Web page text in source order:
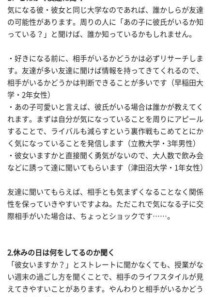
気になる彼・彼女と同じ大学なのであれば、誰かしらが友達
の可能性があります。周りの人に「あの子に彼氏がいるか知
っている？」と聞けば、誰か知っているかもしれません。
・好きになる前に、相手がいるかどうかは必ずリサーチしま
す。友達が多い友達に聞けば情報を持ってきてくれるので、
相手がいるかどうかは判断できることが多いです（早稲田大
学・2年女性）
・あの子可愛いと言えば、彼氏がいる場合は誰かが教えてく
れます。まずは自分が気になっていることを周りにアピール
することで、ライバルも減らすという裏作戦もこめてとにか
く気になっていることを発信します（立教大学・3年男性）
・彼女いますかと直接聞く勇気がないので、大人数で飲み会
などに誘って達に聞いてもらいます（津田沼大学・1年女性）
友達に聞いてもらえば、相手とも気まずくなることなく関係
性を保っていきやすいですよね。ただこれで気になる子に交
際相手がいた場合は、ちょっとショックです……。
2.休みの日は何をしてるのか聞く
「彼女いますか？」とストレートに聞かなくても、授業がな
い週末の過ごし方を聞くことで、相手のライフスタイルが見
えてきやすいことがあります。やんわりと相手がいるかどう